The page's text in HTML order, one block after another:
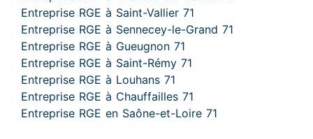
Entreprise RGE à Saint-Vallier 71
Entreprise RGE à Sennecey-le-Grand 71
Entreprise RGE à Gueugnon 71
Entreprise RGE à Saint-Rémy 71
Entreprise RGE à Louhans 71
Entreprise RGE à Chauffailles 71
Entreprise RGE en Saône-et-Loire 71